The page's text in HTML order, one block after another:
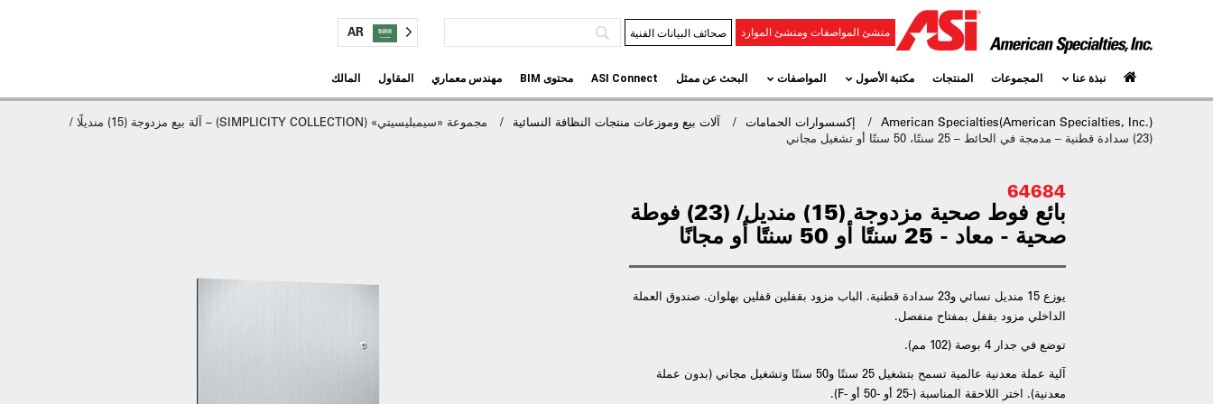
منشئ المواصفات ومنشئ الموارد صحائف البيانات الفنية AR
نبذة عنا المجموعات المنتجات مكتبة الأصول المواصفات البحث عن ممثل ASI Connect محتوى BIM مهندس معماري المقاول المالك
American Specialties(American Specialties, Inc.) إكسسوارات الحمامات آلات بيع وموزعات منتجات النظافة النسائية
مجموعة «سيمبليسيتي» (SIMPLICITY COLLECTION) – آلة بيع مزدوجة (15) منديلًا /
(23) سدادة قطنية – مدمجة في الحائط – 25 سنتًا، 50 سنتًا أو تشغيل مجاني
64684
بائع فوط صحية مزدوجة (15) منديل/ (23) فوطة
صحية - معاد - 25 سنتًا أو 50 سنتًا أو مجانًا
يوزع 15 منديل نسائي و23 سدادة قطنية. الباب مزود بقفلين قفلين بهلوان. صندوق العملة
الداخلي مزود بقفل بمفتاح منفصل.
توضع في جدار 4 بوصة (102 مم).
آلية عملة معدنية عالمية تسمح بتشغيل 25 سنتًا و50 سنتًا وتشغيل مجاني (بدون عملة
معدنية). اختر اللاحقة المناسبة (-25 أو -50 أو -F).